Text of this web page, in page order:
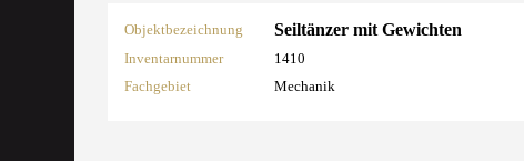
Objektbezeichnung Seiltänzer mit Gewichten
Inventarnummer
1410
Fachgebiet
Mechanik